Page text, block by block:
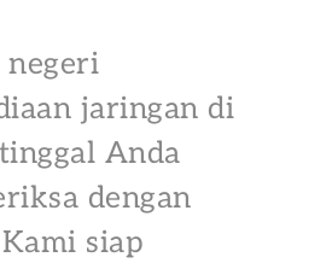
negeri
jaringan di
Anda
dengan
siap